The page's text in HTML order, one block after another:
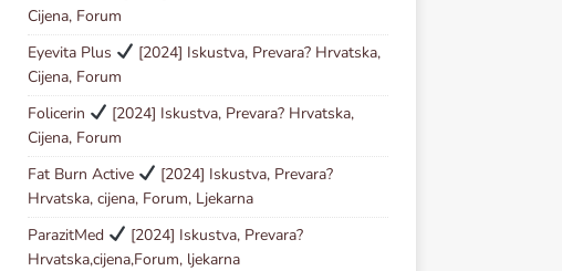
Cijena, Forum
Eyevita Plus
[2024] Iskustva, Prevara? Hrvatska,
Cijena, Forum
Folicerin
[2024] Iskustva, Prevara? Hrvatska,
Cijena, Forum
Fat Burn Active
[2024] Iskustva, Prevara?
Hrvatska, cijena, Forum, Ljekarna
ParazitMed
[2024] Iskustva, Prevara?
Hrvatska,cijena,Forum, ljekarna